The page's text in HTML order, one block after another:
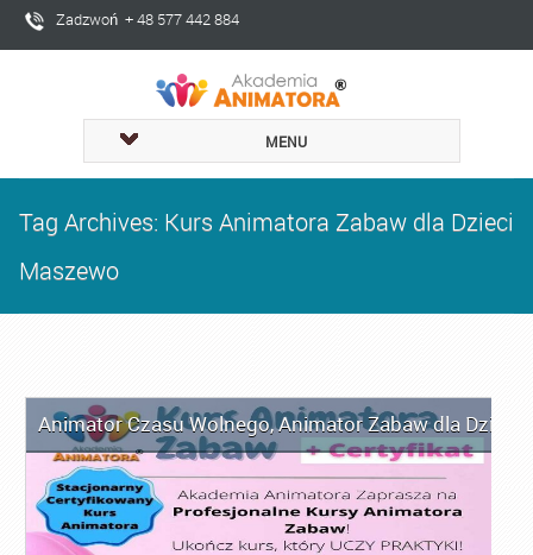
Zadzwoń + 48 577 442 884
MENU
Tag Archives: Kurs Animatora Zabaw dla Dzieci
Maszewo
Animator Czasu Wolnego,Animator Zabaw dla Dzieci